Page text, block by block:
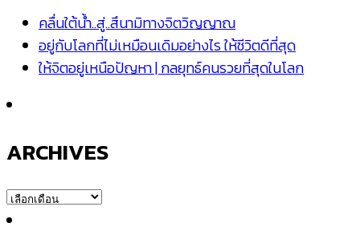
คลื่นใต้น้ำ..สู่..สึนามิทางจิตวิญญาณ
อยู่กับโลกที่ไม่เหมือนเดิมอย่างไร ให้ชีวิตดีที่สุด
ให้จิตอยู่เหนือปัญหา | กลยุทธ์คนรวยที่สุดในโลก
ARCHIVES
ARCHIVES